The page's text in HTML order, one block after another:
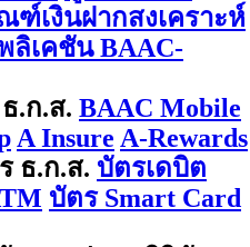
เงินฝากสงเคราะห์
ลิเคชัน BAAC-
.ก.ส. BAAC Mobile
A Insure A-Rewards
ธ.ก.ส. บัตรเดบิต
บัตร Smart Card